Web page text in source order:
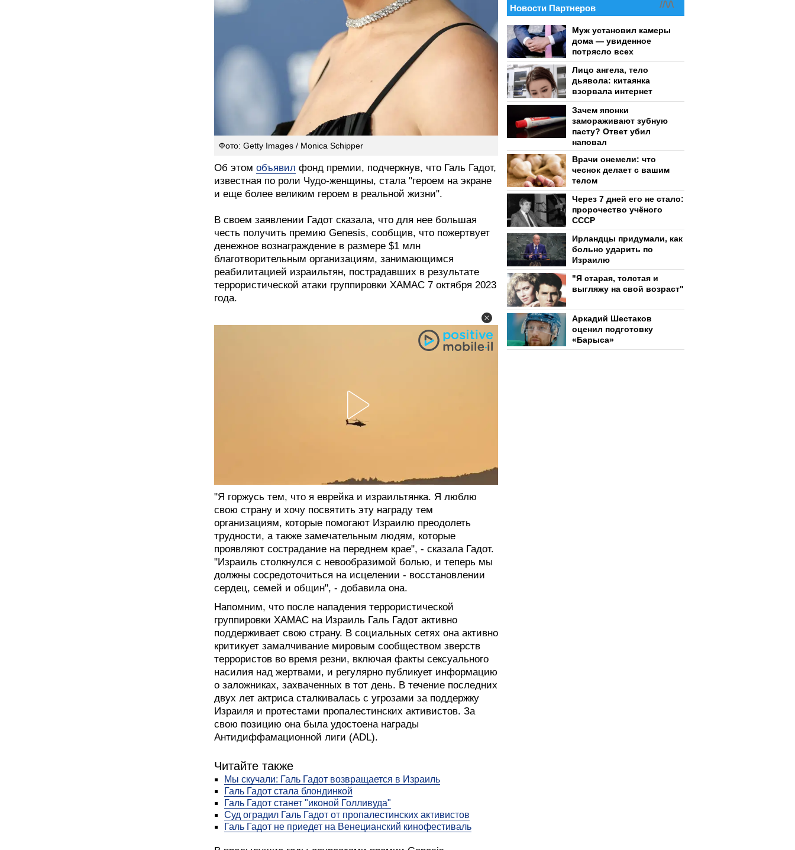
Фото: Getty Images / Monica Schipper
Об этом объявил фонд премии, подчеркнув, что Галь Гадот,
известная по роли Чудо-женщины, стала "героем на экране
и еще более великим героем в реальной жизни".
В своем заявлении Гадот сказала, что для нее большая
честь получить премию Genesis, сообщив, что пожертвует
денежное вознаграждение в размере $1 млн
благотворительным организациям, занимающимся
реабилитацией израильтян, пострадавших в результате
террористической атаки группировки ХАМАС 7 октября 2023
года.
"Я горжусь тем, что я еврейка и израильтянка. Я люблю
свою страну и хочу посвятить эту награду тем
организациям, которые помогают Израилю преодолеть
трудности, а также замечательным людям, которые
проявляют сострадание на переднем крае", - сказала Гадот.
"Израиль столкнулся с невообразимой болью, и теперь мы
должны сосредоточиться на исцелении - восстановлении
сердец, семей и общин", - добавила она.
Напомним, что после нападения террористической
группировки ХАМАС на Израиль Галь Гадот активно
поддерживает свою страну. В социальных сетях она активно
критикует замалчивание мировым сообществом зверств
террористов во время резни, включая факты сексуального
насилия над жертвами, и регулярно публикует информацию
о заложниках, захваченных в тот день. В течение последних
двух лет актриса сталкивалась с угрозами за поддержку
Израиля и протестами пропалестинских активистов. За
свою позицию она была удостоена награды
Антидиффамационной лиги (ADL).
Читайте также
Мы скучали: Галь Гадот возвращается в Израиль
Галь Гадот стала блондинкой
Галь Гадот станет "иконой Голливуда"
Суд оградил Галь Гадот от пропалестинских активистов
Галь Гадот не приедет на Венецианский кинофестиваль